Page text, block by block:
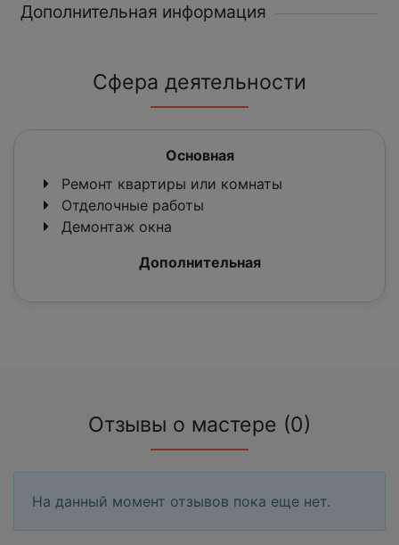
Дополнительная информация
Сфера деятельности
Основная
Ремонт квартиры или комнаты
Отделочные работы
Демонтаж окна
Дополнительная
Отзывы о мастере (0)
На данный момент отзывов пока еще нет.